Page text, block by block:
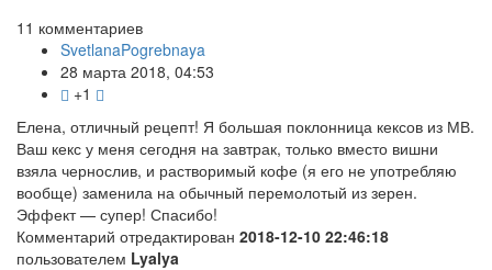
11 комментариев
SvetlanaPogrebnaya
28 марта 2018, 04:53
+1
Елена, отличный рецепт! Я большая поклонница кексов из МВ.
Ваш кекс у меня сегодня на завтрак, только вместо вишни
взяла чернослив, и растворимый кофе (я его не употребляю
вообще) заменила на обычный перемолотый из зерен.
Эффект — супер! Спасибо!
Комментарий отредактирован 2018-12-10 22:46:18
пользователем Lyalya